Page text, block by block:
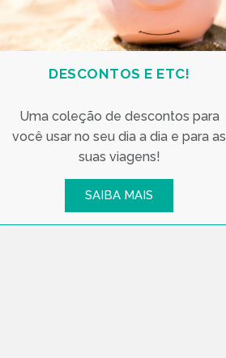
DESCONTOS E ETC!
Uma coleção de descontos para
você usar no seu dia a dia e para as
suas viagens!
SAIBA MAIS